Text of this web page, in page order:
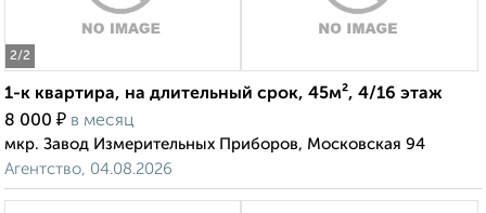
2/2
1-к квартира, на длительный срок, 45м², 4/16 этаж
8 000 ₽ в месяц
мкр. Завод Измерительных Приборов, Московская 94
Агентство, 04.08.2026